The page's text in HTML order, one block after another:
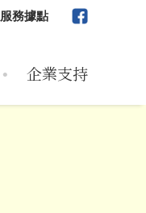
服務據點
企業支持